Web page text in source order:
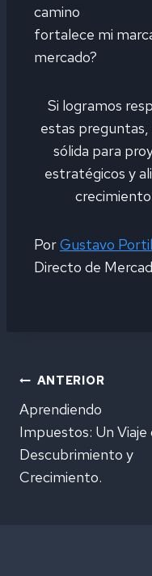
camino
fortalece mi
mercado?
Si logramos
estas
sólida para
estratégicos y
PorGustavo
Directo de
de
entradas
ANTERIOR
Aprendiendo
Impuestos: Un Viaje
Descubrimiento y
Crecimiento.